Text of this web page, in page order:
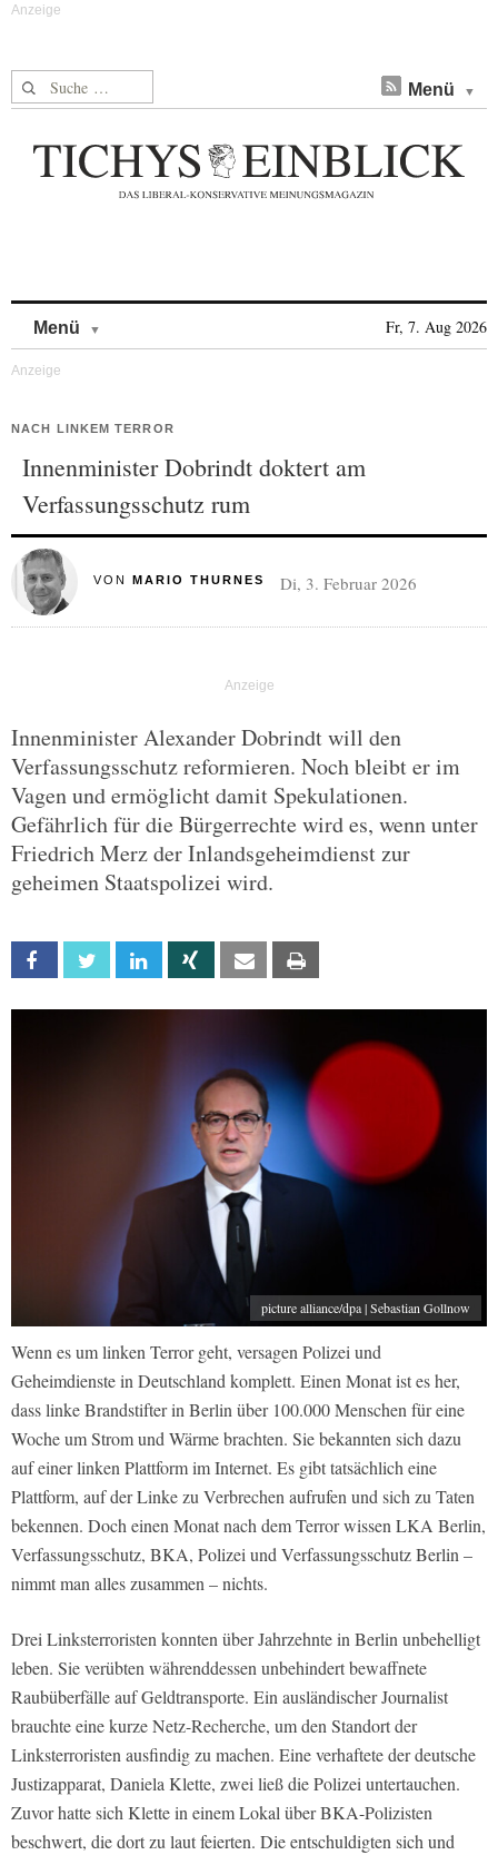
Suche nach: Menü
Menü Fr, 7. Aug 2026
NACH LINKEM TERROR
Innenminister Dobrindt doktert am
Verfassungsschutz rum
VON MARIO THURNES Di, 3. Februar 2026
Innenminister Alexander Dobrindt will den
Verfassungsschutz reformieren. Noch bleibt er im
Vagen und ermöglicht damit Spekulationen.
Gefährlich für die Bürgerrechte wird es, wenn unter
Friedrich Merz der Inlandsgeheimdienst zur
geheimen Staatspolizei wird.
Facebook Twitter Linkedin Xing Email
picture alliance/dpa | Sebastian Gollnow
Wenn es um linken Terror geht, versagen Polizei und
Geheimdienste in Deutschland komplett. Einen Monat ist es her,
dass linke Brandstifter in Berlin über 100.000 Menschen für eine
Woche um Strom und Wärme brachten. Sie bekannten sich dazu
auf einer linken Plattform im Internet. Es gibt tatsächlich eine
Plattform, auf der Linke zu Verbrechen aufrufen und sich zu Taten
bekennen. Doch einen Monat nach dem Terror wissen LKA Berlin,
Verfassungsschutz, BKA, Polizei und Verfassungsschutz Berlin –
nimmt man alles zusammen – nichts.
Drei Linksterroristen konnten über Jahrzehnte in Berlin unbehelligt
leben. Sie verübten währenddessen unbehindert bewaffnete
Raubüberfälle auf Geldtransporte. Ein ausländischer Journalist
brauchte eine kurze Netz-Recherche, um den Standort der
Linksterroristen ausfindig zu machen. Eine verhaftete der deutsche
Justizapparat, Daniela Klette, zwei ließ die Polizei untertauchen.
Zuvor hatte sich Klette in einem Lokal über BKA-Polizisten
beschwert, die dort zu laut feierten. Die entschuldigten sich und